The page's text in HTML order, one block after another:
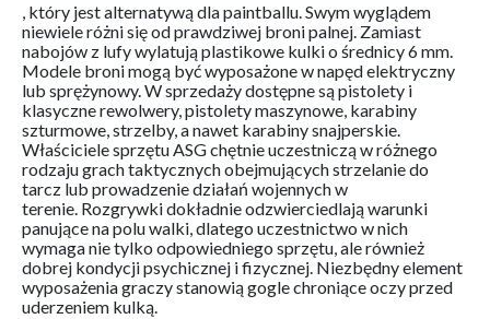
puttygen.site
, który jest alternatywą dla paintballu. Swym wyglądem
niewiele różni się od prawdziwej broni palnej. Zamiast
nabojów z lufy wylatują plastikowe kulki o średnicy 6 mm.
Modele broni mogą być wyposażone w napęd elektryczny
lub sprężynowy. W sprzedaży dostępne są pistolety i
klasyczne rewolwery, pistolety maszynowe, karabiny
szturmowe, strzelby, a nawet karabiny snajperskie.
Właściciele sprzętu ASG chętnie uczestniczą w różnego
rodzaju grach taktycznych obejmujących strzelanie do
tarcz lub prowadzenie działań wojennych w
terenie. Rozgrywki dokładnie odzwierciedlają warunki
panujące na polu walki, dlatego uczestnictwo w nich
wymaga nie tylko odpowiedniego sprzętu, ale również
dobrej kondycji psychicznej i fizycznej. Niezbędny element
wyposażenia graczy stanowią gogle chroniące oczy przed
uderzeniem kulką.